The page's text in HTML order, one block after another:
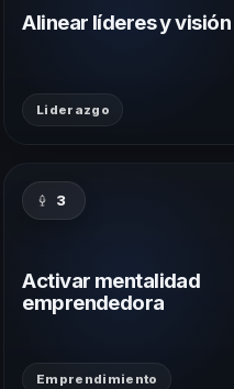
Alinear líderes y visión
Liderazgo
3
Activar mentalidad
emprendedora
Emprendimiento